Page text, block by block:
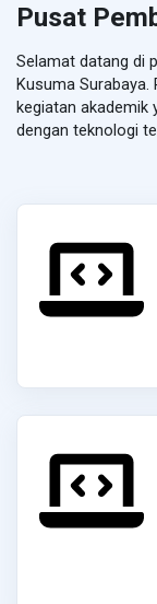
Pusat
Selamat datang di
Kusuma
kegiatan akademik
dengan teknologi